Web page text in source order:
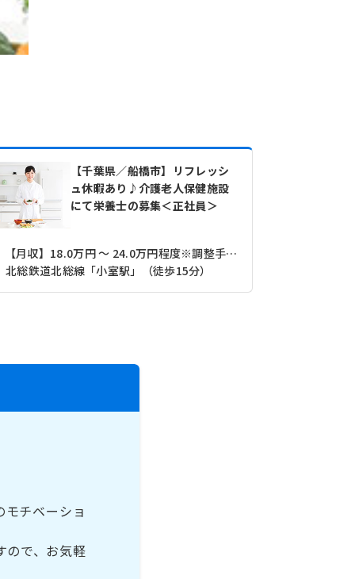
【千葉県／船橋市】リフレッシ
ュ休暇あり♪介護老人保健施設
にて栄養士の募集＜正社員＞
【月収】18.0万円 ～ 24.0万円程度※調整手当込
北総鉄道北総線「小室駅」（徒歩15分）
チベーショ
ので、お気軽